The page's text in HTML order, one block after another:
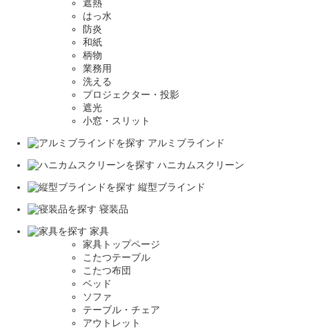
遮熱
はっ水
防炎
和紙
柄物
業務用
洗える
プロジェクター・投影
遮光
小窓・スリット
アルミブラインド
ハニカムスクリーン
縦型ブラインド
寝装品
家具
家具トップページ
こたつテーブル
こたつ布団
ベッド
ソファ
テーブル・チェア
アウトレット